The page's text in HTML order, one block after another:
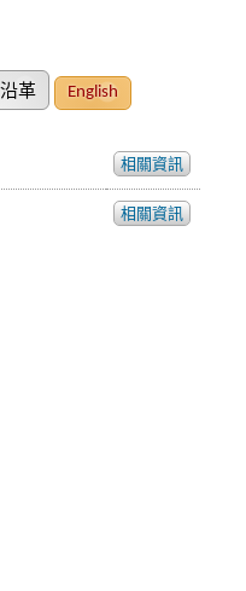
革 English
相關資訊
相關資訊